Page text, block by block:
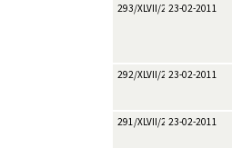
293/XLVII/201123-02-2011
292/XLVII/201123-02-2011
291/XLVII/201123-02-2011